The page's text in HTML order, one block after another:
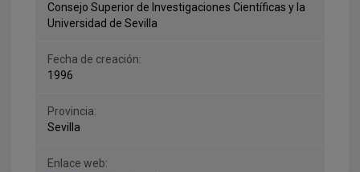
Consejo Superior de Investigaciones Científicas y la
Universidad de Sevilla
Fecha de creación:
1996
Provincia:
Sevilla
Enlace web: